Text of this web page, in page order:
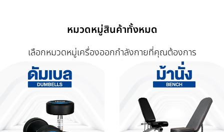
หมวดหมู่สินค้าทั้งหมด
เลือกหมวดหมู่เครื่องออกกำลังกายที่คุณต้องการ